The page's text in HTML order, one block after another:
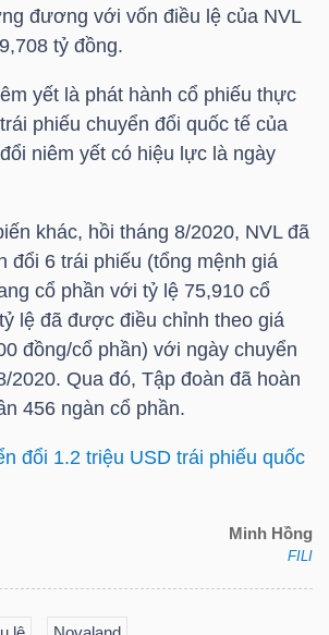
đương với vốn điều lệ của NVL
tỷ đồng.
yết là phát hành cổ phiếu thực
phiếu chuyển đổi quốc tế của
niêm yết có hiệu lực là ngày
khác, hồi tháng 8/2020, NVLđã
đổi 6 trái phiếu (tổng mệnh giá
cổ phần với tỷ lệ 75,910 cổ
lệ đã được điều chỉnh theo giá
đồng/cổ phần) với ngày chuyển
2020. Qua đó, Tập đoàn đã hoàn
456 ngàn cổ phần.
đổi 1.2 triệu USD trái phiếu quốc
Minh Hồng
FILI